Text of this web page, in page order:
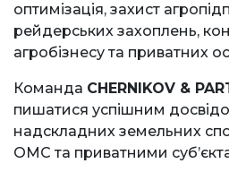
оптимізація, захист
рейдерських захоплень,
агробізнесу та приватних
Команда CHERNIKOV &
пишатися успішним
надскладних земельних
ОМС та приватними